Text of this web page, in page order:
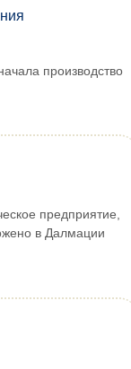
производство
предприятие,
в Далмации